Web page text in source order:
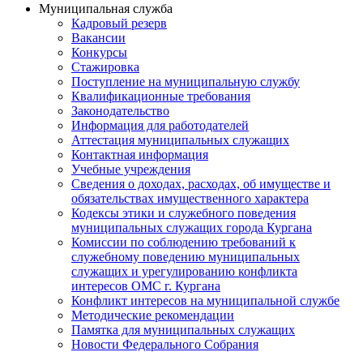
Муниципальная служба
Кадровый резерв
Вакансии
Конкурсы
Стажировка
Поступление на муниципальную службу
Квалификационные требования
Законодательство
Информация для работодателей
Аттестация муниципальных служащих
Контактная информация
Учебные учреждения
Сведения о доходах, расходах, об имуществе и
обязательствах имущественного характера
Кодексы этики и служебного поведения
муниципальных служащих города Кургана
Комиссии по соблюдению требований к
служебному поведению муниципальных
служащих и урегулированию конфликта
интересов ОМС г. Кургана
Конфликт интересов на муниципальной службе
Методические рекомендации
Памятка для муниципальных служащих
Новости Федерального Cобрания